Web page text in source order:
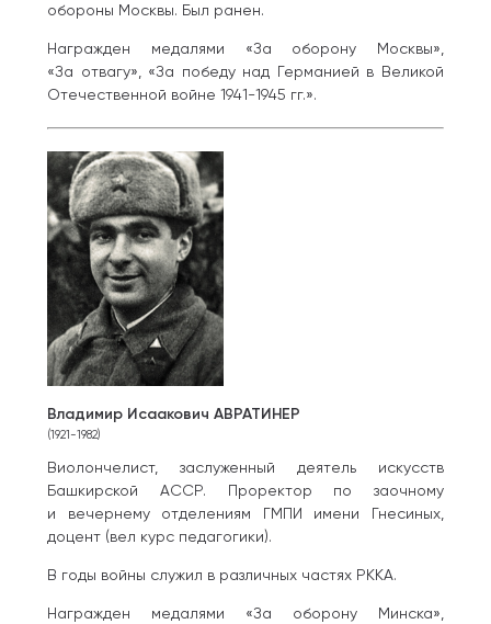
обороны Москвы. Был ранен.
Награжден медалями «За оборону Москвы»,
«За отвагу», «За победу над Германией в Великой
Отечественной войне 1941-1945 гг.».
Владимир Исаакович АВРАТИНЕР
(1921-1982)
Виолончелист, заслуженный деятель искусств
Башкирской АССР. Проректор по заочному
и вечернему отделениям ГМПИ имени Гнесиных,
доцент (вел курс педагогики).
В годы войны служил в различных частях РККА.
Награжден медалями «За оборону Минска»,